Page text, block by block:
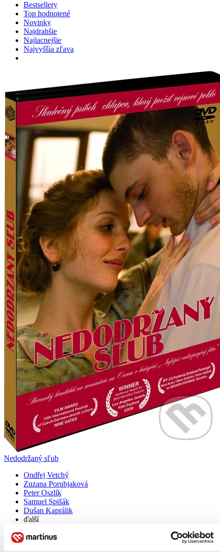
Bestsellery
Top hodnotené
Novinky
Najdrahšie
Najlacnejšie
Najvyššia zľava
Nedodržaný sľub
Ondřej Vetchý
Zuzana Porubjaková
Peter Oszlík
Samuel Spišák
Dušan Kaprálik
ďalší
Drama skutečného osudu slovenského Žida Martina Friedmanna za
druhé světové války. Talentovaný fotbalista z rozvětvené rodiny si